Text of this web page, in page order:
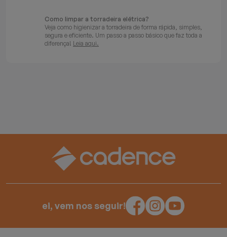
Como limpar a torradeira elétrica?
Veja como higienizar a torradeira de forma rápida, simples,
segura e eficiente. Um passo a passo básico que faz toda a
diferença! Leia aqui.
ei, vem nos seguir!